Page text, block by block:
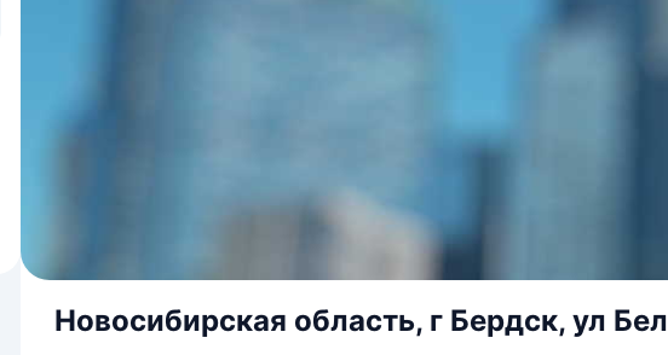
Новосибирская область, г Бердск, ул